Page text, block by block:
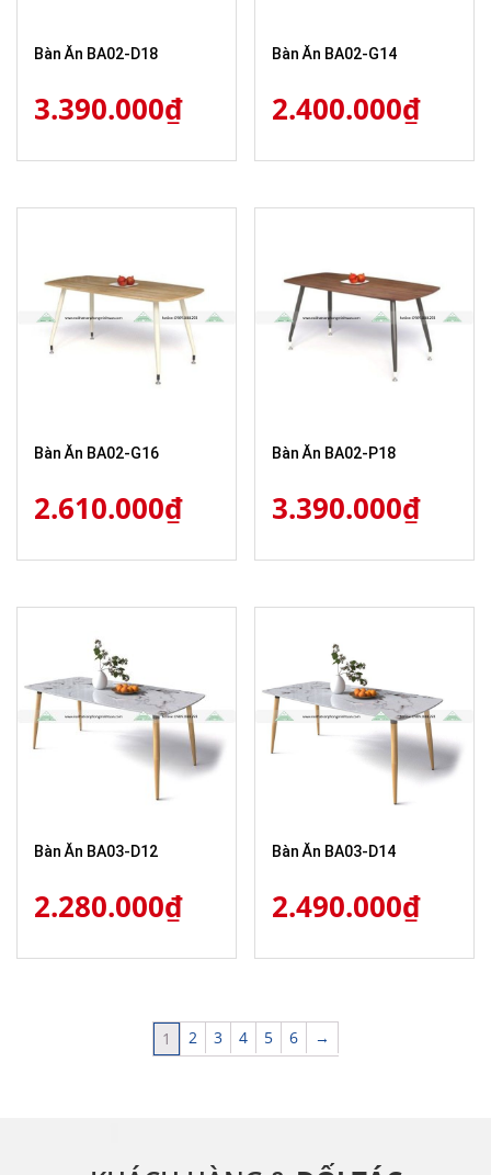
Bàn Ăn BA02-D18
3.390.000₫
Bàn Ăn BA02-G14
2.400.000₫
Bàn Ăn BA02-G16
2.610.000₫
Bàn Ăn BA02-P18
3.390.000₫
Bàn Ăn BA03-D12
2.280.000₫
Bàn Ăn BA03-D14
2.490.000₫
1 2 3 4 5 6 →